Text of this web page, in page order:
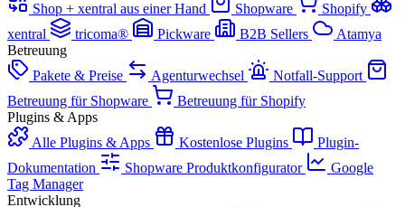
Shop + xentral aus einer Hand
Shopware
Shopify
xentral
tricoma® Pickware B2B Sellers
Atamya
Betreuung
Pakete & Preise
Agenturwechsel
Notfall-Support
Betreuung für Shopware
Betreuung für Shopify
Plugins & Apps
Alle Plugins & Apps
Kostenlose Plugins
Plugin-
Dokumentation
Shopware Produktkonfigurator
Google
Tag Manager
Entwicklung